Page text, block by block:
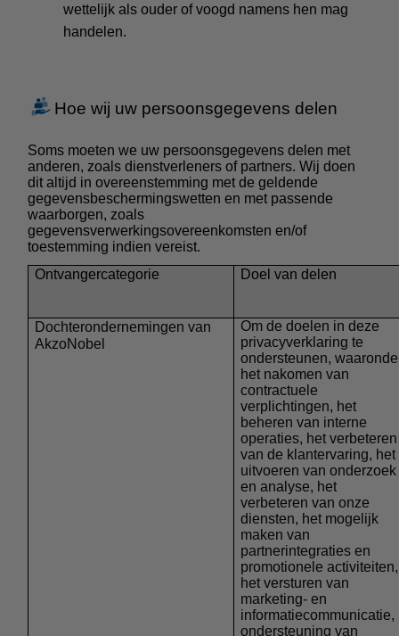
wettelijk als ouder of voogd namens hen mag
handelen.
Hoe wij uw persoonsgegevens delen
Soms moeten we uw persoonsgegevens delen met
anderen, zoals dienstverleners of partners. Wij doen
dit altijd in overeenstemming met de geldende
gegevensbeschermingswetten en met passende
waarborgen, zoals
gegevensverwerkingsovereenkomsten en/of
toestemming indien vereist.
Ontvangercategorie
Doel van delen
Dochterondernemingen van
AkzoNobel
Om de doelen in deze
privacyverklaring te
ondersteunen,
het nakomen van
contractuele
verplichtingen, het
beheren van interne
operaties, het verbeteren
van de klantervaring, het
uitvoeren van onderzoek
en analyse, het
verbeteren van onze
diensten, het mogelijk
maken van
partnerintegraties en
promotionele activiteiten,
het versturen van
marketing- en
informatiecommunicatie,
ondersteuning van